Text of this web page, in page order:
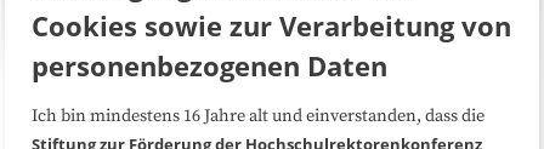
Über uns FAQ
Cookies sowie zur Verarbeitung von
personenbezogenen Daten
Ich bin mindestens 16 Jahre alt und einverstanden, dass die
Stiftung zur Förderung der Hochschulrektorenkonferenz